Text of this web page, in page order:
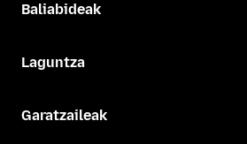
Baliabideak
Laguntza
Garatzaileak